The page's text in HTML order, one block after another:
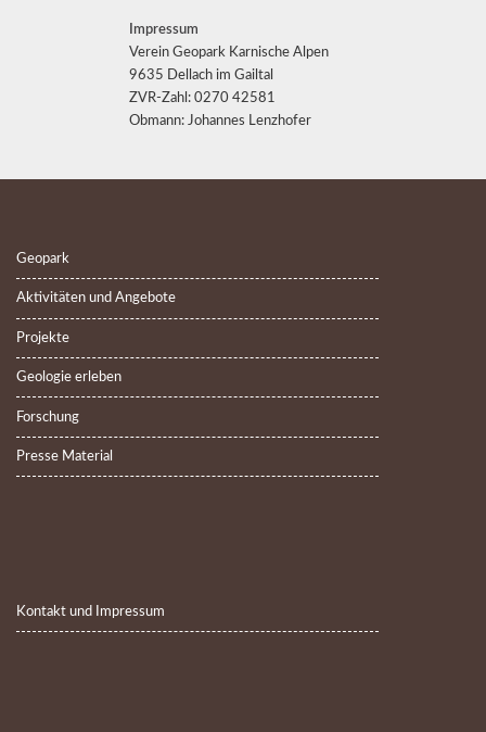
Impressum
Verein Geopark Karnische Alpen
9635 Dellach im Gailtal
ZVR-Zahl: 0270 42581
Obmann: Johannes Lenzhofer
Geopark
Aktivitäten und Angebote
Projekte
Geologie erleben
Forschung
Presse Material
Kontakt und Impressum